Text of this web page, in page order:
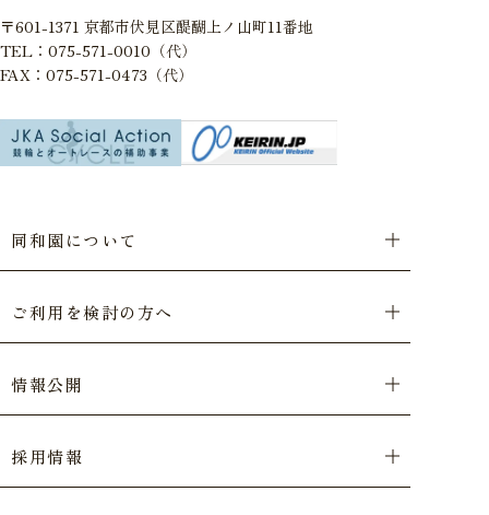
〒601-1371 京都市伏見区醍醐上ノ山町11番地
TEL：075-571-0010（代）
FAX：075-571-0473（代）
同和園について
ご利用を検討の方へ
情報公開
採用情報